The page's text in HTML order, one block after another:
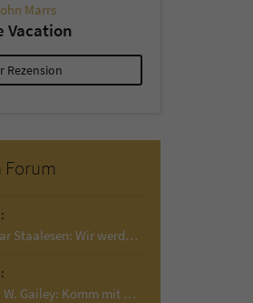
Marrs
Vacation
Rezension
Forum
begonnen: Gunnar Staalesen: Wir werden Wind…
beendet: Samuel W. Gailey: Komm mit mir; Krimi,…